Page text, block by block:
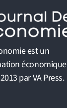
est un
économique
par VA Press.